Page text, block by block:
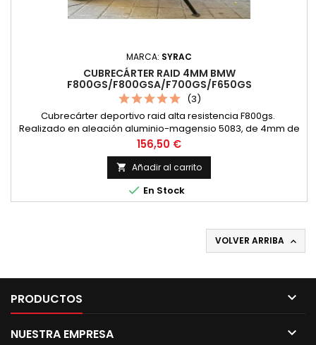
MARCA: SYRAC
CUBRECÁRTER RAID 4MM BMW
F800GS/F800GSA/F700GS/F650GS
(3)
Cubrecárter deportivo raid alta resistencia F800gs.
Realizado en aleación aluminio-magensio 5083, de 4mm de
grosor - máxima altura libre al suelo - irrompible -
Compatible Defensas (ver detalle)
Precio
156,50 €
 Añadir al carrito
 En Stock
VOLVER ARRIBA 
PRODUCTOS 
NUESTRA EMPRESA 